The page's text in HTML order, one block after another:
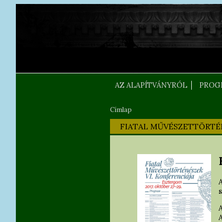
AZ ALAPÍTVÁNYRÓL
Jelenlegi hely
Címlap
FIATAL